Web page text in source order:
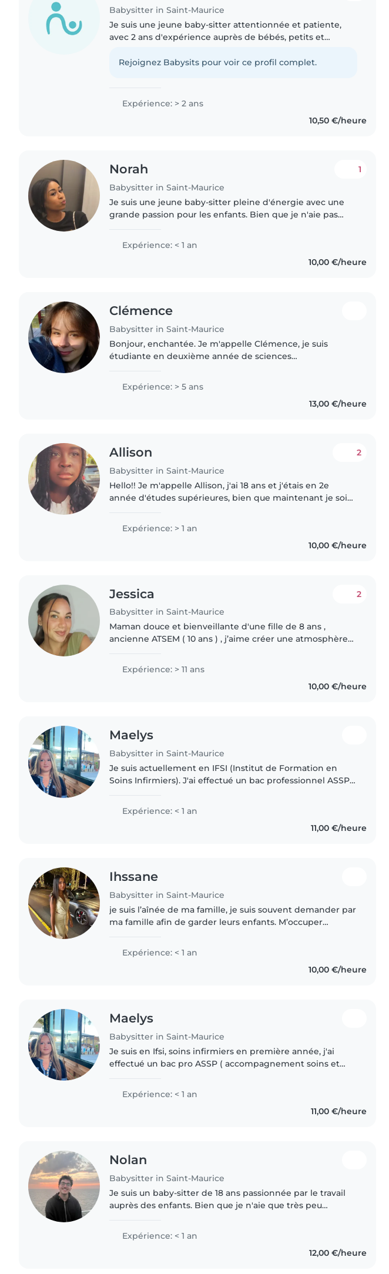
Babysitter in Saint-Maurice
Je suis une jeune baby-sitter attentionnée et patiente,
avec 2 ans d'expérience auprès de bébés, petits et
(dessin, musique)..
Rejoignez Babysits pour voir ce profil complet.
Expérience: > 2 ans
10,50 €/heure
Norah
Babysitter in Saint-Maurice
1
Je suis une jeune baby-sitter pleine d'énergie avec une
grande passion pour les enfants. Bien que je n'aie pas
responsable, patiente..
Expérience: < 1 an
10,00 €/heure
Clémence
Babysitter in Saint-Maurice
Bonjour, enchantée. Je m'appelle Clémence, je suis
étudiante en deuxième année de sciences
Paris Cité. Étant l'aînée d'une..
Expérience: > 5 ans
13,00 €/heure
Allison
Babysitter in Saint-Maurice
2
Hello!! Je m'appelle Allison, j'ai 18 ans et j'étais en 2e
année d'études supérieures, bien que maintenant je sois
Expérience: > 1 an
10,00 €/heure
Jessica
Babysitter in Saint-Maurice
2
Maman douce et bienveillante d'une fille de 8 ans ,
ancienne ATSEM ( 10 ans ) , j’aime créer une atmosphère
et chouchouté...
Expérience: > 11 ans
10,00 €/heure
Maelys
Babysitter in Saint-Maurice
Je suis actuellement en IFSI (Institut de Formation en
Soins Infirmiers). J'ai effectué un bac professionnel ASSP
pendant 3 ans. Durant..
Expérience: < 1 an
11,00 €/heure
Ihssane
Babysitter in Saint-Maurice
je suis l’aînée de ma famille, je suis souvent demander par
ma famille afin de garder leurs enfants. M’occuper
avec eux..
Expérience: < 1 an
10,00 €/heure
Maelys
Babysitter in Saint-Maurice
Je suis en Ifsi, soins infirmiers en première année, j'ai
effectué un bac pro ASSP ( accompagnement soins et
et des personnes..
Expérience: < 1 an
11,00 €/heure
Nolan
Babysitter in Saint-Maurice
Je suis un baby-sitter de 18 ans passionnée par le travail
auprès des enfants. Bien que je n'aie que très peu
Expérience: < 1 an
12,00 €/heure